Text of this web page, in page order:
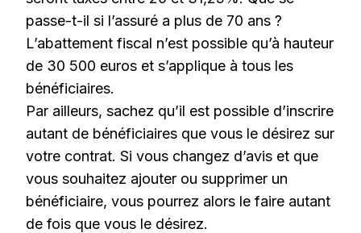
passe-t-il si l’assuré a plus de 70 ans ?
L’abattement fiscal n’est possible qu’à hauteur
de 30 500 euros et s’applique à tous les
bénéficiaires.
Par ailleurs, sachez qu’il est possible d’inscrire
autant de bénéficiaires que vous le désirez sur
votre contrat. Si vous changez d’avis et que
vous souhaitez ajouter ou supprimer un
bénéficiaire, vous pourrez alors le faire autant
de fois que vous le désirez.